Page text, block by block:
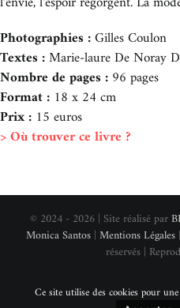
Photographies :Gilles Coulon
Textes :Marie-laure De Noray
Nombre de pages : 96 pages
Format : 18 x 24 cm
Prix : 15 euros
> Où trouver ce livre ?
© 2024 - 2026 | Site réalisé par
Monica Santos| Mentions Légales|
réservés |
Ce site utilise des cookies pour